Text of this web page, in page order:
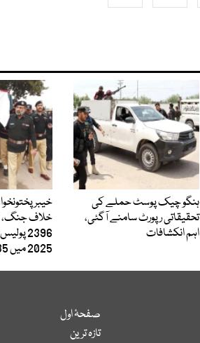
ہنگو چیک پوسٹ حملے کی
تحقیقاتی رپورٹ سامنے آگئی،
اہم انکشافات
2396
2025 میں 235 شہادتیں ہوئیں
صفحۂ اول
تازہ ترین